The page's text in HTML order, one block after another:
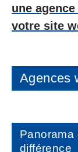
une
votre site
Agences
Panorama
différence